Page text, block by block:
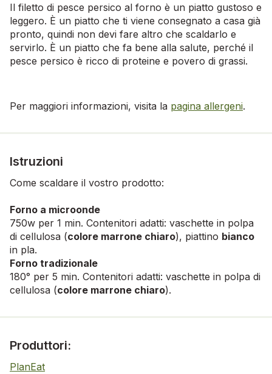
Il filetto di pesce persico al forno è un piatto gustoso e
leggero. È un piatto che ti viene consegnato a casa già
pronto, quindi non devi fare altro che scaldarlo e
servirlo. È un piatto che fa bene alla salute, perché il
pesce persico è ricco di proteine e povero di grassi.
Per maggiori informazioni, visita la pagina allergeni.
Istruzioni
Come scaldare il vostro prodotto:
Forno a microonde
750w per 1 min. Contenitori adatti: vaschette in polpa
di cellulosa (colore marrone chiaro), piattino bianco
in pla.
Forno tradizionale
180° per 5 min. Contenitori adatti: vaschette in polpa di
cellulosa (colore marrone chiaro).
Produttori:
PlanEat